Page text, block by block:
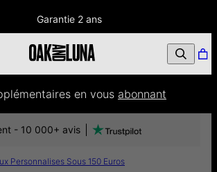
Garantie 2 ans
en vous abonnant
Personnalises Sous 150 Euros
- 10 000+ avis